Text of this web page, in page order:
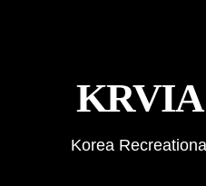
KRVIA
Korea